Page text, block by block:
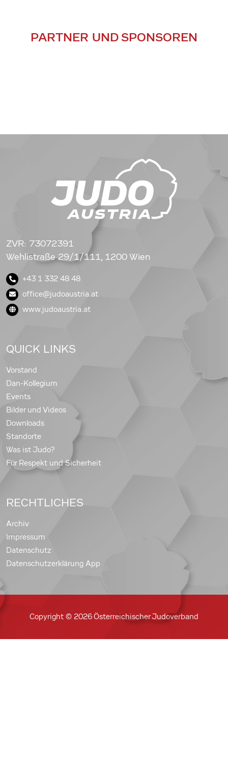
PARTNER UND SPONSOREN
ZVR: 73072391
Wehlistraße 29/1/111, 1200 Wien
+43 1 332 48 48
office@judoaustria.at
www.judoaustria.at
QUICK LINKS
Vorstand
Dan-Kollegium
Events
Bilder und Videos
Downloads
Standorte
Was ist Judo?
Für Respekt und Sicherheit
RECHTLICHES
Archiv
Impressum
Datenschutz
Datenschutzerklärung App
Copyright © 2026 Österreichischer Judoverband